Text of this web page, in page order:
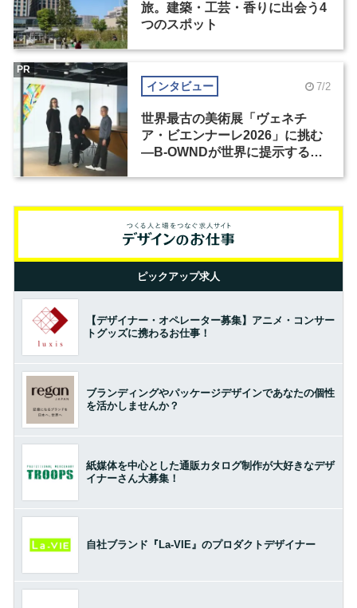
旅。建築・工芸・香りに出会う4
つのスポット
インタビュー 7/2
世界最古の美術展「ヴェネチ
ア・ビエンナーレ2026」に挑む
―B-OWNDが世界に提示する美
PR
ピックアップ求人
【デザイナー・オペレーター募集】アニメ・コンサー
トグッズに携わるお仕事！
ブランディングやパッケージデザインであなたの個性
を活かしませんか？
紙媒体を中心とした通販カタログ制作が大好きなデザ
イナーさん大募集！
自社ブランド『La-VIE』のプロダクトデザイナー